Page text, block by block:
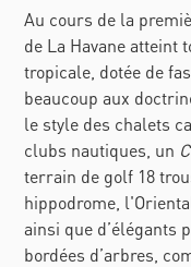
Au cours de la
de La Havane atteint
tropicale, dotée de
beaucoup aux
le style des chalets
clubs nautiques, un
terrain de golf 18
hippodrome, l'
ainsi que d’élégants
bordées d’arbres,